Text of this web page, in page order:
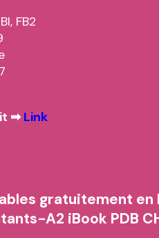
FB2
➡Link
gratuitement en
A2 iBook PDB